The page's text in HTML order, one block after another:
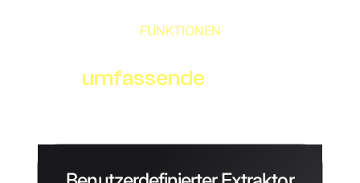
FUNKTIONEN
umfassende